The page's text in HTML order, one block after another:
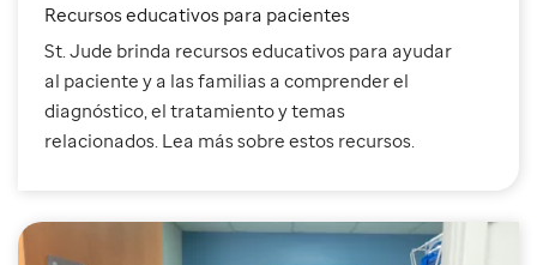
Recursos educativos para pacientes
St. Jude brinda recursos educativos para ayudar
al paciente y a las familias a comprender el
diagnóstico, el tratamiento y temas
relacionados. Lea más sobre estos recursos.